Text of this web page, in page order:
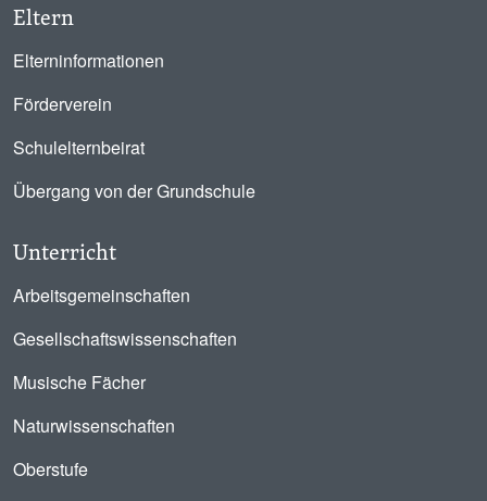
Eltern
Elterninformationen
Förderverein
Schulelternbeirat
Übergang von der Grundschule
Unterricht
Arbeitsgemeinschaften
Gesellschaftswissenschaften
Musische Fächer
Naturwissenschaften
Oberstufe